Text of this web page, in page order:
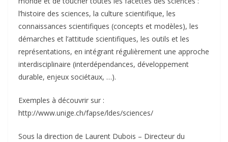
l’histoire des sciences, la culture scientifique, les
connaissances scientifiques (concepts et modèles), les
démarches et l’attitude scientifiques, les outils et les
représentations, en intégrant régulièrement une approche
interdisciplinaire (interdépendances, développement
durable, enjeux sociétaux, …).
Exemples à découvrir sur :
http://www.unige.ch/fapse/ldes/sciences/
Sous la direction de Laurent Dubois – Directeur du